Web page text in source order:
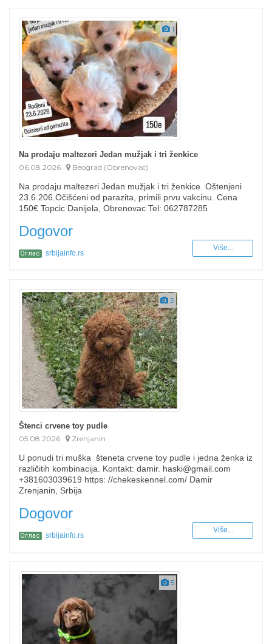
1
Na prodaju maltezeri Jedan mužjak i tri ženkice
06.08.2026
Beograd (Obrenovac)
Na prodaju maltezeri Jedan mužjak i tri ženkice. Oštenjeni
23.6.206.Očišćeni od parazita, primili prvu vakcinu. Cena
150€ Topcic Danijela, Obrenovac Tel: 062787285
Dogovor
Оглас srbijainfo.rs
Više...
3
Štenci crvene toy pudle
05.08.2026
Zrenjanin
U ponudi tri muška šteneta crvene toy pudle i jedna ženka iz
različitih kombinacija. Kontakt: damir. haski@gmail.com
+381603039619 https: //chekeskennel.com/ Damir
Zrenjanin, Srbija
Dogovor
Оглас srbijainfo.rs
Više...
5